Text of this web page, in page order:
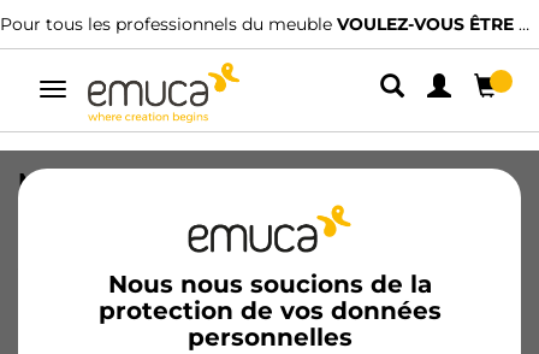
Pour tous les professionnels du meuble VOULEZ-VOUS ÊTRE CLIENT ?
Alterner
navigation
Nous nous soucions de la
protection de vos données
personnelles
Multiconnecteur Vertikal Push
diamètre 100mm, 3 prises de type
Schuko, 1 USB type A, 1 USB type C,
Acier et Plastique, Peint en blanc
5221212/EAN 8432393316673